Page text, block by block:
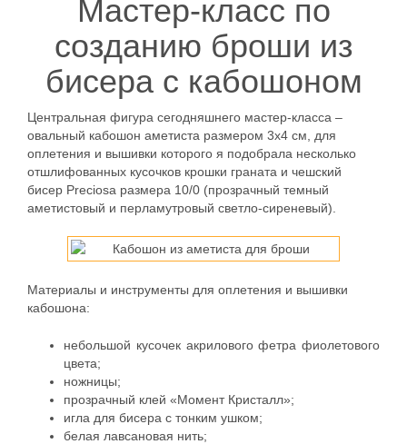
Мастер-класс по
созданию броши из
бисера с кабошоном
Центральная фигура сегодняшнего мастер-класса –
овальный кабошон аметиста размером 3х4 см, для
оплетения и вышивки которого я подобрала несколько
отшлифованных кусочков крошки граната и чешский
бисер Preciosa размера 10/0 (прозрачный темный
аметистовый и перламутровый светло-сиреневый).
Материалы и инструменты для оплетения и вышивки
кабошона:
небольшой кусочек акрилового фетра фиолетового
цвета;
ножницы;
прозрачный клей «Момент Кристалл»;
игла для бисера с тонким ушком;
белая лавсановая нить;